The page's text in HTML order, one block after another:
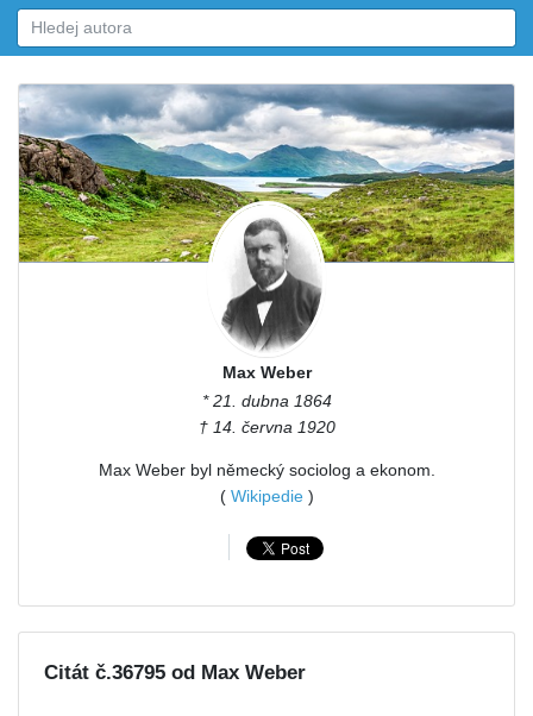
Max Weber
* 21. dubna 1864
† 14. června 1920
Max Weber byl německý sociolog a ekonom.
( Wikipedie)
Citát č.36795 od Max Weber